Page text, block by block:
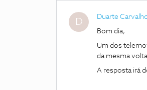
D Duarte
Bom dia,
Um dos
da mesma
A resposta irá